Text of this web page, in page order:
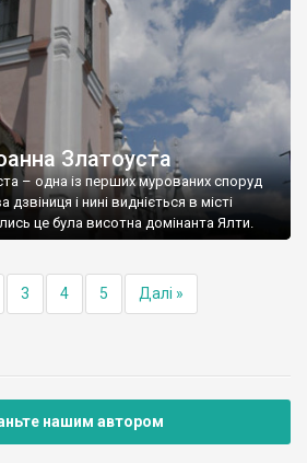
Златоуста
– одна із перших мурованих споруд
і нині видніється в місті
це була висотна домінанта Ялти.
3 4 5 Далі »
нашим автором